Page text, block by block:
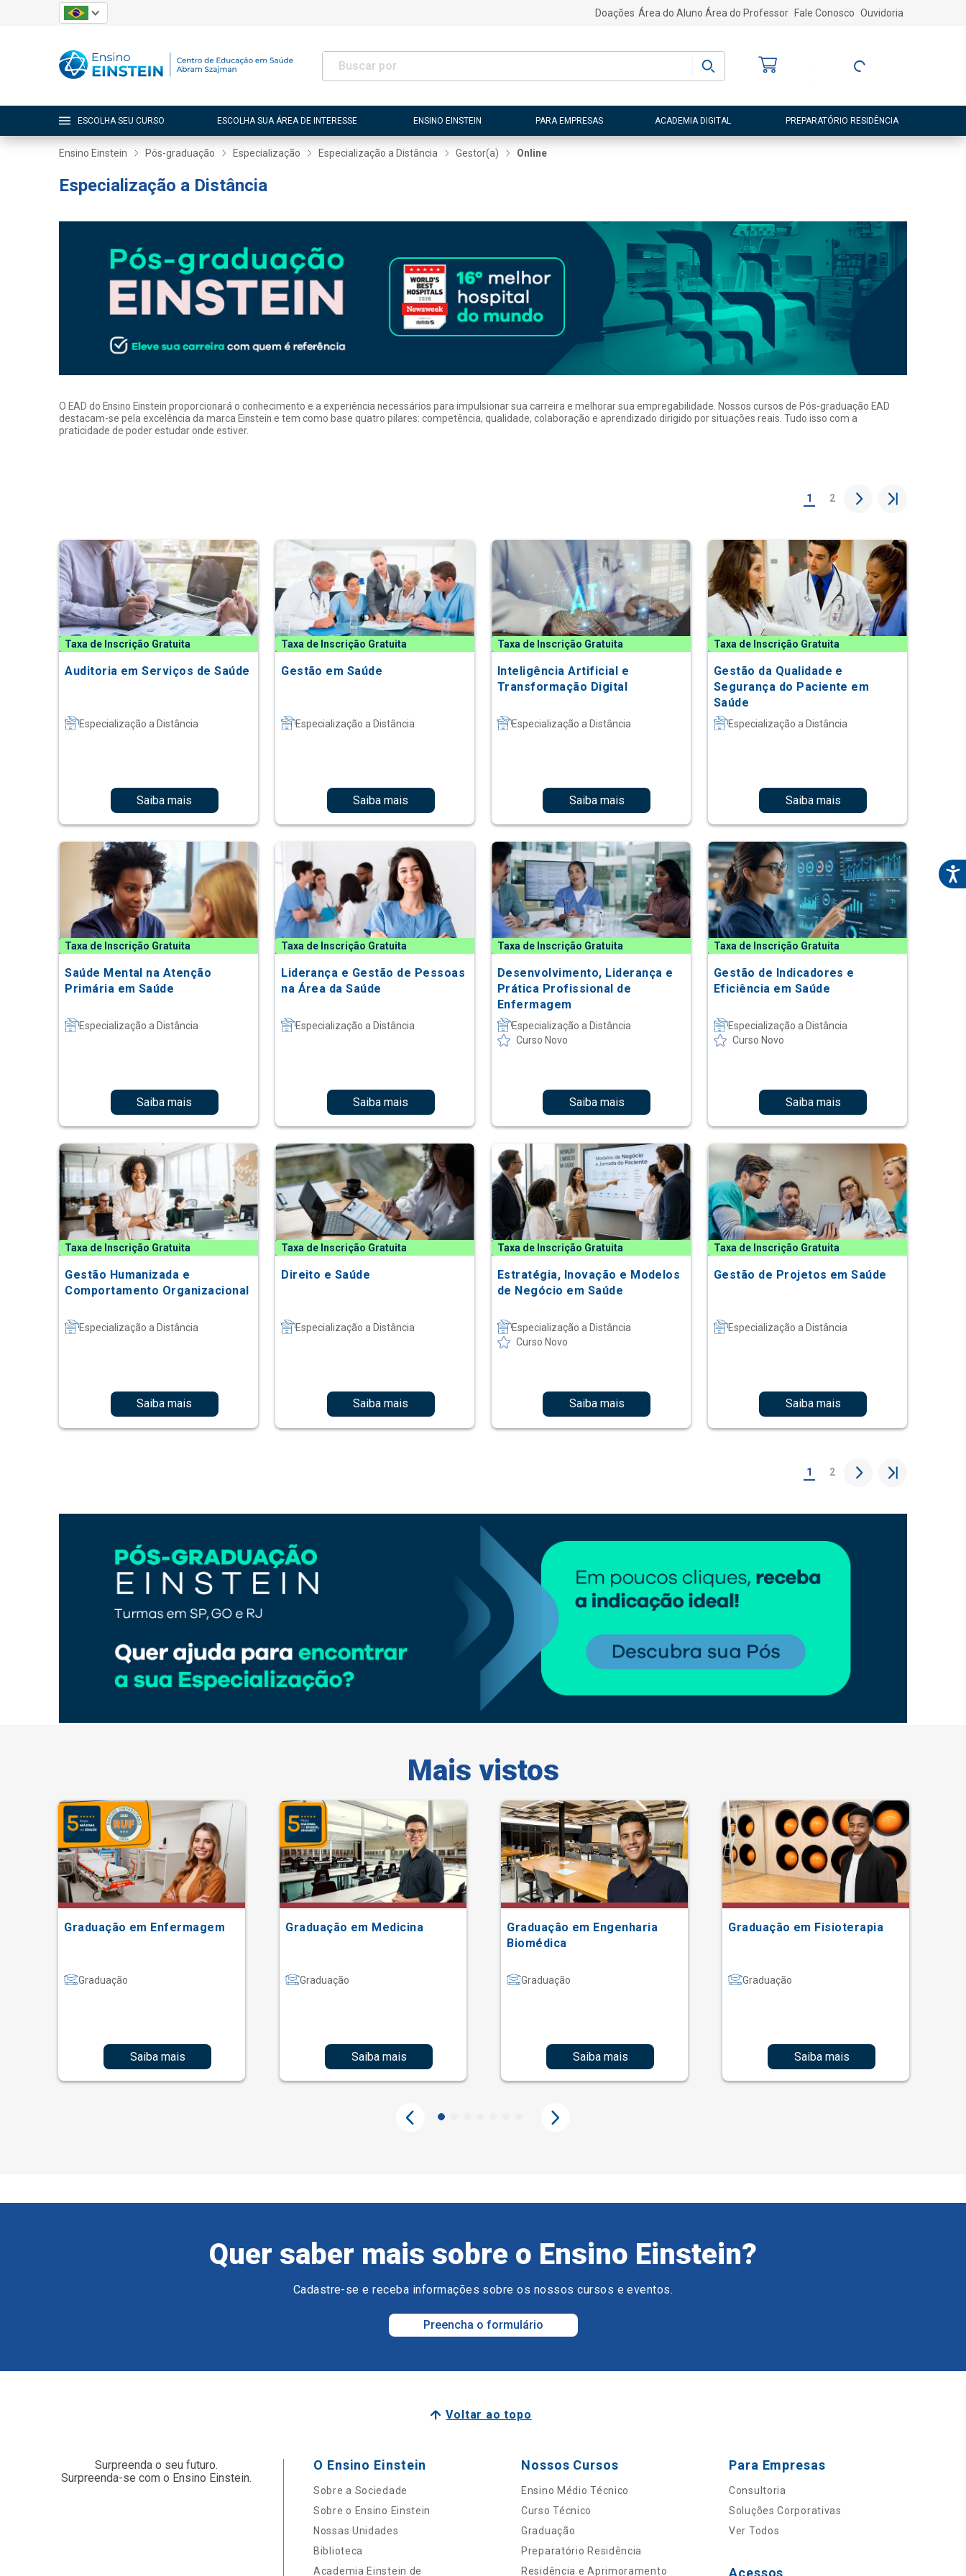
Doações Área do Aluno Área do Professor Fale Conosco Ouvidoria
Entre ou Cadastre-
ESCOLHA SEU CURSO ESCOLHA SUA ÁREA DE INTERESSE ENSINO EINSTEIN PARA EMPRESAS ACADEMIA DIGITAL PREPARATÓRIO RESIDÊNCIA
Ensino Einstein Pós-graduação Especialização Especialização a Distância Gestor(a) Online
Especialização a Distância
O EAD do Ensino Einstein proporcionará o conhecimento e a experiência necessários para impulsionar sua carreira e melhorar sua empregabilidade. Nossos cursos de Pós-graduação EAD
destacam-se pela excelência da marca Einstein e tem como base quatro pilares: competência, qualidade, colaboração e aprendizado dirigido por situações reais. Tudo isso com a
praticidade de poder estudar onde estiver.
1 2
Taxa de Inscrição Gratuita
Auditoria em Serviços de Saúde
Especialização a Distância
Saiba mais
Taxa de Inscrição Gratuita
Gestão em Saúde
Especialização a Distância
Saiba mais
Taxa de Inscrição Gratuita
Inteligência Artificial e
Transformação Digital
Especialização a Distância
Saiba mais
Taxa de Inscrição Gratuita
Gestão da Qualidade e
Segurança do Paciente em
Saúde
Especialização a Distância
Saiba mais
Taxa de Inscrição Gratuita
Saúde Mental na Atenção
Primária em Saúde
Especialização a Distância
Saiba mais
Taxa de Inscrição Gratuita
Liderança e Gestão de Pessoas
na Área da Saúde
Especialização a Distância
Saiba mais
Taxa de Inscrição Gratuita
Desenvolvimento, Liderança e
Prática Profissional de
Enfermagem
Especialização a Distância
Curso Novo
Saiba mais
Taxa de Inscrição Gratuita
Gestão de Indicadores e
Eficiência em Saúde
Especialização a Distância
Curso Novo
Saiba mais
Taxa de Inscrição Gratuita
Gestão Humanizada e
Comportamento Organizacional
Especialização a Distância
Saiba mais
Taxa de Inscrição Gratuita
Direito e Saúde
Especialização a Distância
Saiba mais
Taxa de Inscrição Gratuita
Estratégia, Inovação e Modelos
de Negócio em Saúde
Especialização a Distância
Curso Novo
Saiba mais
Taxa de Inscrição Gratuita
Gestão de Projetos em Saúde
Especialização a Distância
Saiba mais
1 2
Mais vistos
Graduação em Enfermagem
Graduação
Saiba mais
Graduação em Medicina
Graduação
Saiba mais
Graduação em Engenharia
Biomédica
Graduação
Saiba mais
Graduação em Fisioterapia
Graduação
Saiba mais
Quer saber mais sobre o Ensino Einstein?
Cadastre-se e receba informações sobre os nossos cursos e eventos.
Preencha o formulário
Voltar ao topo
Surpreenda o seu futuro.
Surpreenda-se com o Ensino Einstein.
O Ensino Einstein
Sobre a Sociedade
Sobre o Ensino Einstein
Nossas Unidades
Biblioteca
Academia Einstein de
Nossos Cursos
Ensino Médio Técnico
Curso Técnico
Graduação
Preparatório Residência
Residência e Aprimoramento
Para Empresas
Consultoria
Soluções Corporativas
Ver Todos
Acessos